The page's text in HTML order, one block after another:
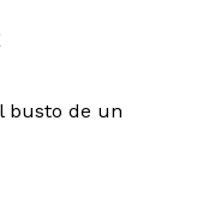
busto de un